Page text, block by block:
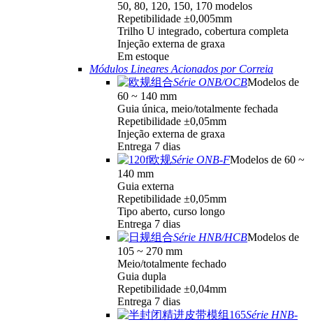
50, 80, 120, 150, 170 modelos
Repetibilidade ±0,005mm
Trilho U integrado, cobertura completa
Injeção externa de graxa
Em estoque
Módulos Lineares Acionados por Correia
Série ONB/OCBModelos de
60 ~ 140 mm
Guia única, meio/totalmente fechada
Repetibilidade ±0,05mm
Injeção externa de graxa
Entrega 7 dias
Série ONB-FModelos de 60 ~
140 mm
Guia externa
Repetibilidade ±0,05mm
Tipo aberto, curso longo
Entrega 7 dias
Série HNB/HCBModelos de
105 ~ 270 mm
Meio/totalmente fechado
Guia dupla
Repetibilidade ±0,04mm
Entrega 7 dias
Série HNB-